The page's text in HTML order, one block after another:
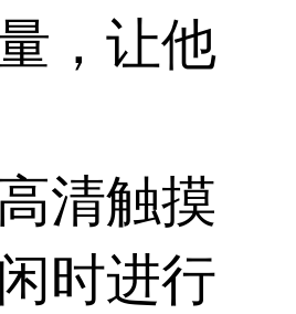
，让他
高清触摸
时进行